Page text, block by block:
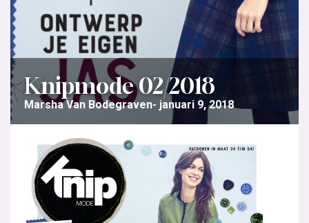
Knipmode 02/2018
Marsha Van Bodegraven januari 9, 2018